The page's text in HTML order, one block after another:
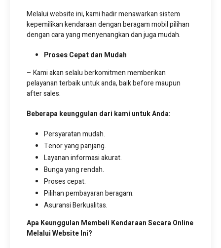
Melalui website ini, kami hadir menawarkan sistem
kepemilikan kendaraan dengan beragam mobil pilihan
dengan cara yang menyenangkan dan juga mudah.
Proses Cepat dan Mudah
– Kami akan selalu berkomitmen memberikan
pelayanan terbaik untuk anda, baik before maupun
after sales.
Beberapa keunggulan dari kami untuk Anda:
Persyaratan mudah.
Tenor yang panjang.
Layanan informasi akurat.
Bunga yang rendah.
Proses cepat.
Pilihan pembayaran beragam.
Asuransi Berkualitas.
Apa Keunggulan Membeli Kendaraan Secara Online
Melalui Website Ini?